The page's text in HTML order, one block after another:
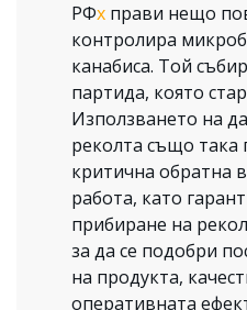
РФх прави нещо
контролира
канабиса. Той
партида, която
Използването на
реколта също така
критична обратна
работа, като
прибиране на
за да се подобри
на продукта,
оперативната